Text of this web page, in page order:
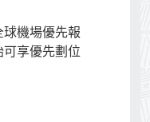
機場優先報
享優先劃位